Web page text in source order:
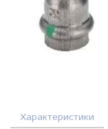
Характеристики